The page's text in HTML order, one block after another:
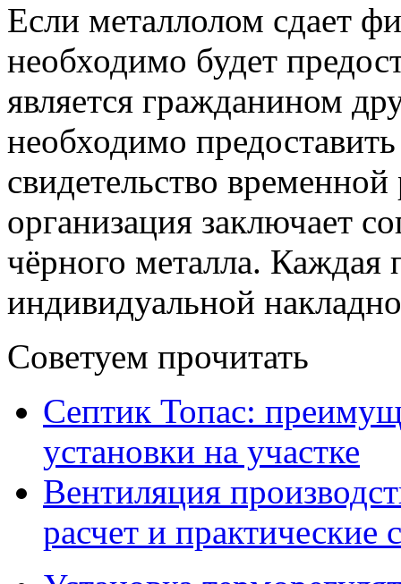
Если металлолом сдает
необходимо будет
является гражданином
необходимо
свидетельство
организация заключает
чёрного металла. Каждая
индивидуальной
Советуем прочитать
Септик Топас:
установки на участке
Вентиляция
расчет и практические